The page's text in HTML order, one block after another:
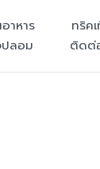
าหาร
ทริค
ลอม
ติดต่